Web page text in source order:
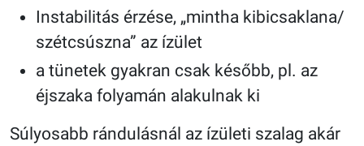
Instabilitás érzése, „mintha kibicsaklana/
szétcsúszna” az ízület
a tünetek gyakran csak később, pl. az
éjszaka folyamán alakulnak ki
Súlyosabb rándulásnál az ízületi szalag akár